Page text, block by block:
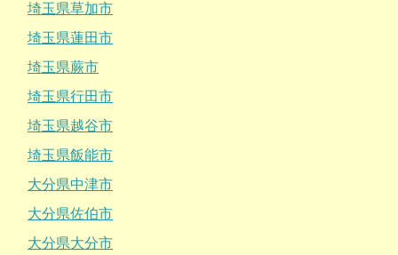
埼玉県草加市
埼玉県蓮田市
埼玉県蕨市
埼玉県行田市
埼玉県越谷市
埼玉県飯能市
大分県中津市
大分県佐伯市
大分県大分市